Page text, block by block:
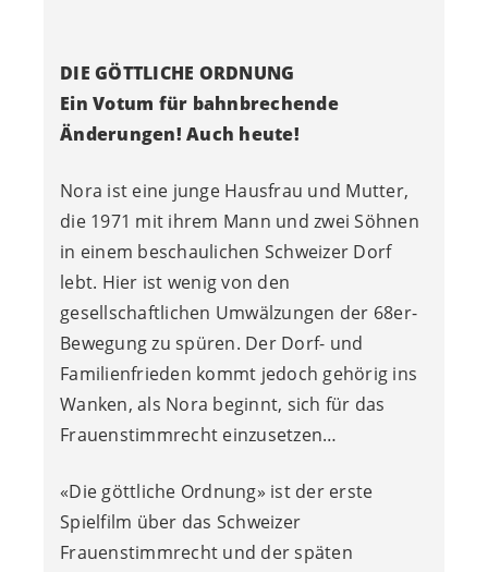
DIE GÖTTLICHE ORDNUNG
Ein Votum für bahnbrechende
Änderungen! Auch heute!
Nora ist eine junge Hausfrau und Mutter,
die 1971 mit ihrem Mann und zwei Söhnen
in einem beschaulichen Schweizer Dorf
lebt. Hier ist wenig von den
gesellschaftlichen Umwälzungen der 68er-
Bewegung zu spüren. Der Dorf- und
Familienfrieden kommt jedoch gehörig ins
Wanken, als Nora beginnt, sich für das
Frauenstimmrecht einzusetzen…
«Die göttliche Ordnung» ist der erste
Spielfilm über das Schweizer
Frauenstimmrecht und der späten